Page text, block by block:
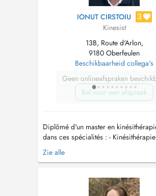
IONUT CIRSTOIU 3
Kinesist
13B, Route d'Arlon,
9180 Oberfeulen
Beschikbaarheid collega's
Geen onlineafspraken
Bel voor een afspraak
Diplômé d'un master en
dans ces spécialités : -
et Thérapeute Manuel ->
opératoire / Rééducation sportive ->
vertébrale, épaule, coude, poignet. -
Kinésithérapie ve...
Zie alle